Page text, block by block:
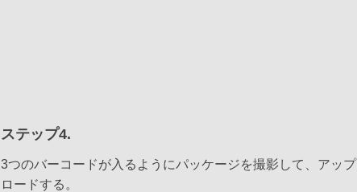
ステップ4.
3つのバーコードが入るようにパッケージを撮影して、アップ
ロードする。